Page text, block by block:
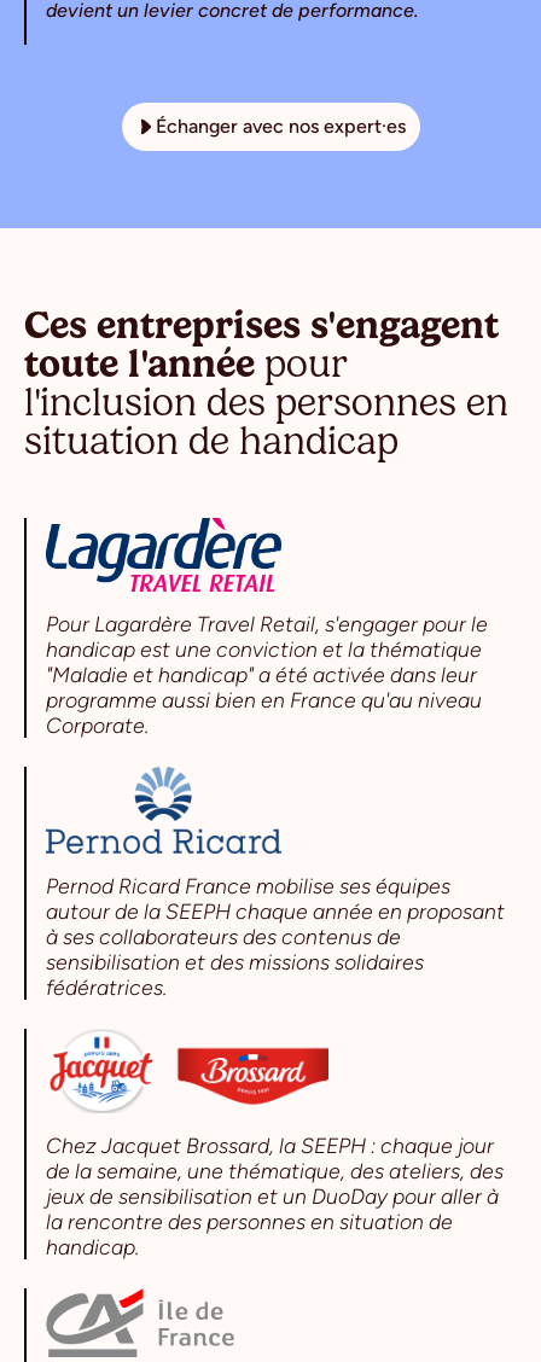
devient un levier concret de performance.
Échanger avec nos expert·es
Ces entreprises s'engagent
toute l'année pour
l'inclusion des personnes en
situation de handicap
Pour Lagardère Travel Retail, s'engager pour le
handicap est une conviction et la thématique
"Maladie et handicap" a été activée dans leur
programme aussi bien en France qu'au niveau
Corporate.
Pernod Ricard France mobilise ses équipes
autour de la SEEPH chaque année en proposant
à ses collaborateurs des contenus de
sensibilisation et des missions solidaires
fédératrices.
Chez Jacquet Brossard, la SEEPH : chaque jour
de la semaine, une thématique, des ateliers, des
jeux de sensibilisation et un DuoDay pour aller à
la rencontre des personnes en situation de
handicap.